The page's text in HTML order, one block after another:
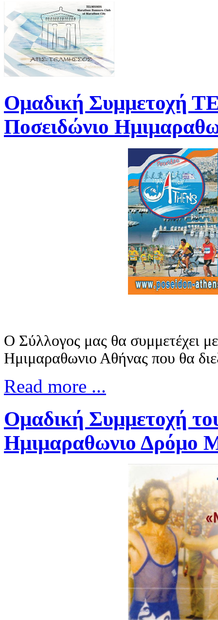
Ομαδική Συμμετοχή
Ποσειδώνιο
Ο Σύλλογος μας θα συμμετέχει
Ημιμαραθωνιο Αθήνας που θα
Read more ...
Ομαδική Συμμετοχή
Ημιμαραθωνιο Δρόμο